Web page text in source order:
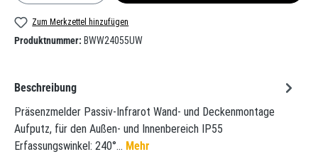
Zum Merkzettel hinzufügen
Produktnummer: BWW24055UW
Beschreibung
Präsenzmelder Passiv-Infrarot Wand- und Deckenmontage
Aufputz, für den Außen- und Innenbereich IP55
Erfassungswinkel: 240°… Mehr